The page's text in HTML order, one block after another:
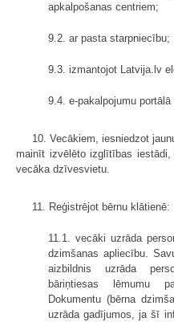
apkalpošanas centriem;
9.2. ar pasta starpniecību;
9.3. izmantojot Latvija.lv
9.4. e-pakalpojumu portālā
10. Vecākiem, iesniedzot
mainīt izvēlēto izglītības
vecāka dzīvesvietu.
11. Reģistrējot bērnu klātienē:
11.1. vecāki uzrāda
dzimšanas apliecību.
aizbildnis uzrāda
bāriņtiesas lēmumu
Dokumentu (bērna
uzrāda gadījumos, ja šī